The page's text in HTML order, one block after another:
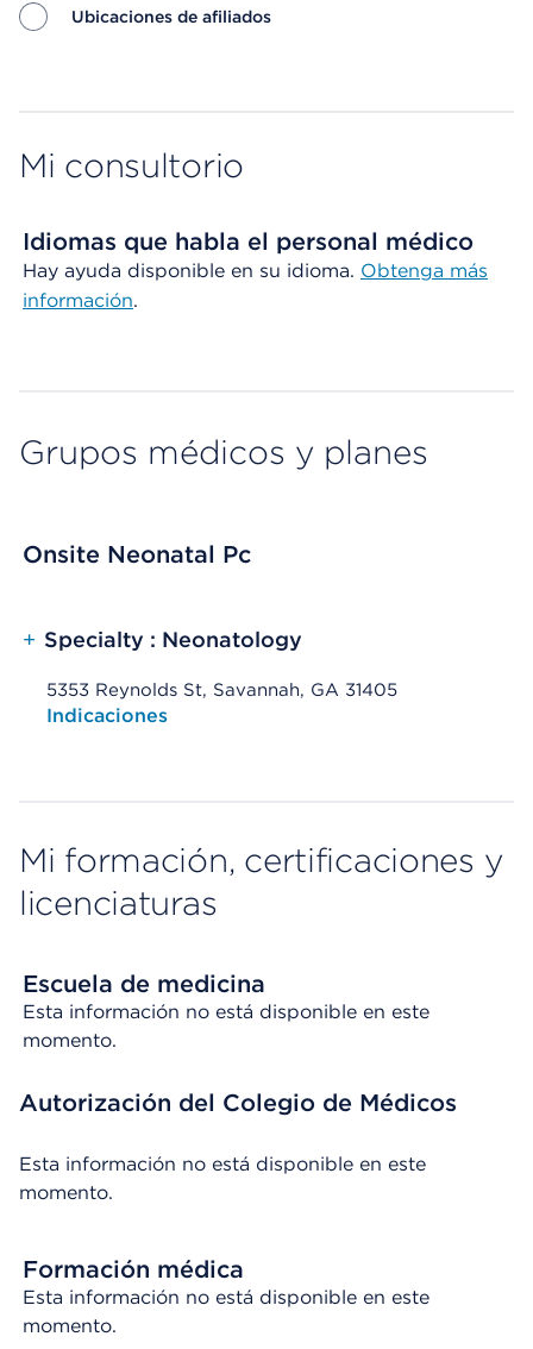
Ubicaciones de afiliados
Mi consultorio
Idiomas que habla el personal médico
Hay ayuda disponible en su idioma. Obtenga más
información.
Grupos médicos y planes
Onsite Neonatal Pc
+ Specialty : Neonatology
5353 Reynolds St, Savannah, GA 31405
Opens native map application on mobile devices
Indicaciones
Mi formación, certificaciones y
licenciaturas
Escuela de medicina
Esta información no está disponible en este
momento.
Autorización del Colegio de Médicos
Esta información no está disponible en este
momento.
Formación médica
Esta información no está disponible en este
momento.